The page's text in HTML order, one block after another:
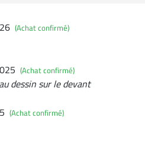
(Achat confirmé)
(Achat confirmé)
dessin sur le devant
(Achat confirmé)